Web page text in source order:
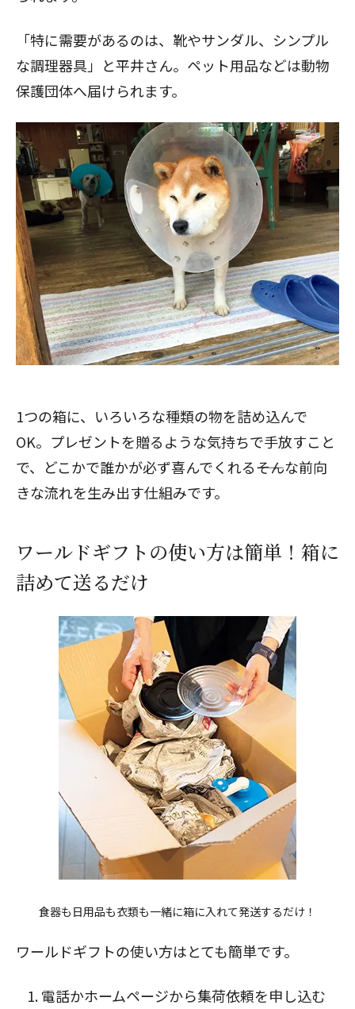
「特に需要があるのは、靴やサンダル、シンプル
な調理器具」と平井さん。ペット用品などは動物
保護団体へ届けられます。
1つの箱に、いろいろな種類の物を詰め込んで
OK。プレゼントを贈るような気持ちで手放すこと
で、どこかで誰かが必ず喜んでくれる――そんな前向
きな流れを生み出す仕組みです。
ワールドギフトの使い方は簡単！箱に
詰めて送るだけ
食器も日用品も衣類も一緒に箱に入れて発送するだけ！
ワールドギフトの使い方はとても簡単です。
電話かホームページから集荷依頼を申し込む